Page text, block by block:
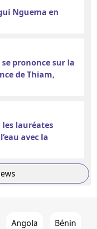
Nguema en
prononce sur la
de Thiam,
les lauréates
avec la
Angola Bénin